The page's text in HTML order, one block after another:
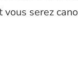
serez